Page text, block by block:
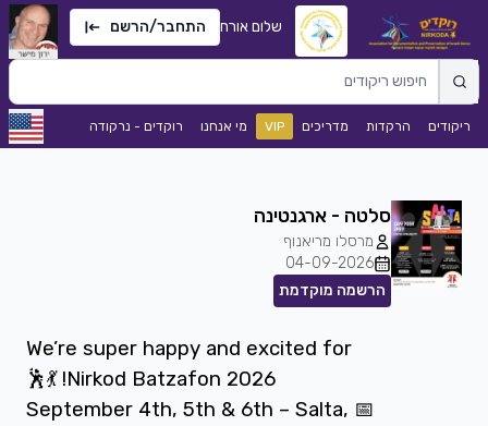
שלום אורח התחבר/הרשם
ריקודים הרקדות מדריכים VIP מי אנחנו רוקדים - נרקודה
סלטה - ארגנטינה
מרסלו מריאנוף
04-09-2026
הרשמה מוקדמת
We’re super happy and excited for
Nirkod Batzafon 2026! 💃🕺
📅 September 4th, 5th & 6th – Salta,